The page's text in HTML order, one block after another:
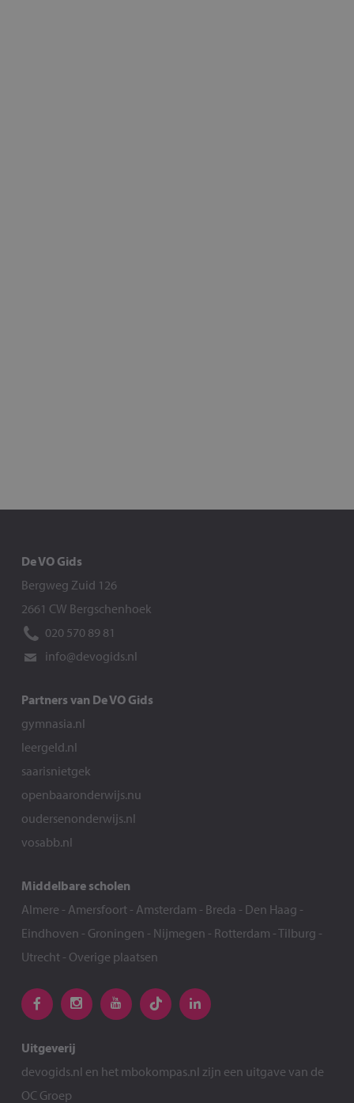
De VO Gids
Bergweg Zuid 126
2661 CW Bergschenhoek
020 570 89 81
info@devogids.nl
Partners van De VO Gids
gymnasia.nl
leergeld.nl
saarisnietgek
openbaaronderwijs.nu
oudersenonderwijs.nl
vosabb.nl
Middelbare scholen
Almere - Amersfoort- Amsterdam - Breda - Den Haag -
Eindhoven - Groningen - Nijmegen - Rotterdam -Tilburg -
Utrecht- Overige plaatsen
Uitgeverij
devogids.nl en het mbokompas.nl zijn een uitgave van de
OC Groep